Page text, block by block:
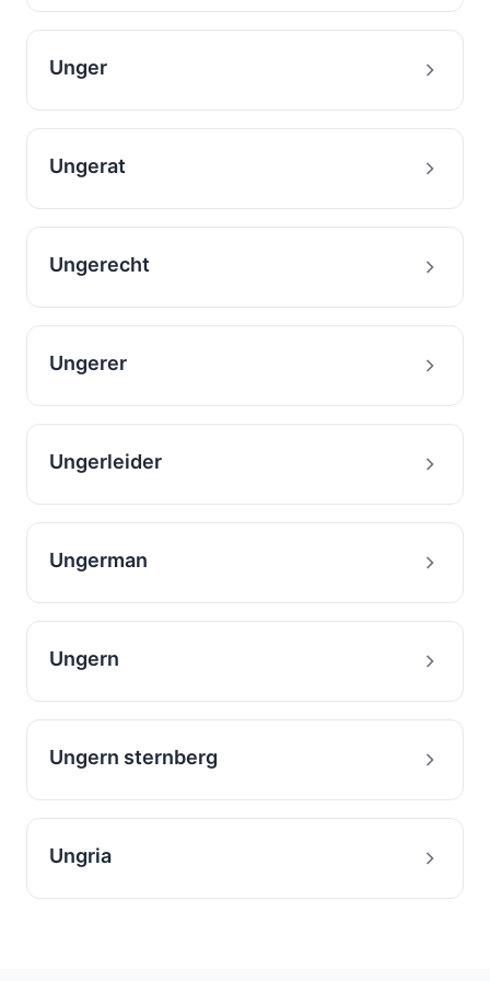
Unger
Ungerat
Ungerecht
Ungerer
Ungerleider
Ungerman
Ungern
Ungern sternberg
Ungria